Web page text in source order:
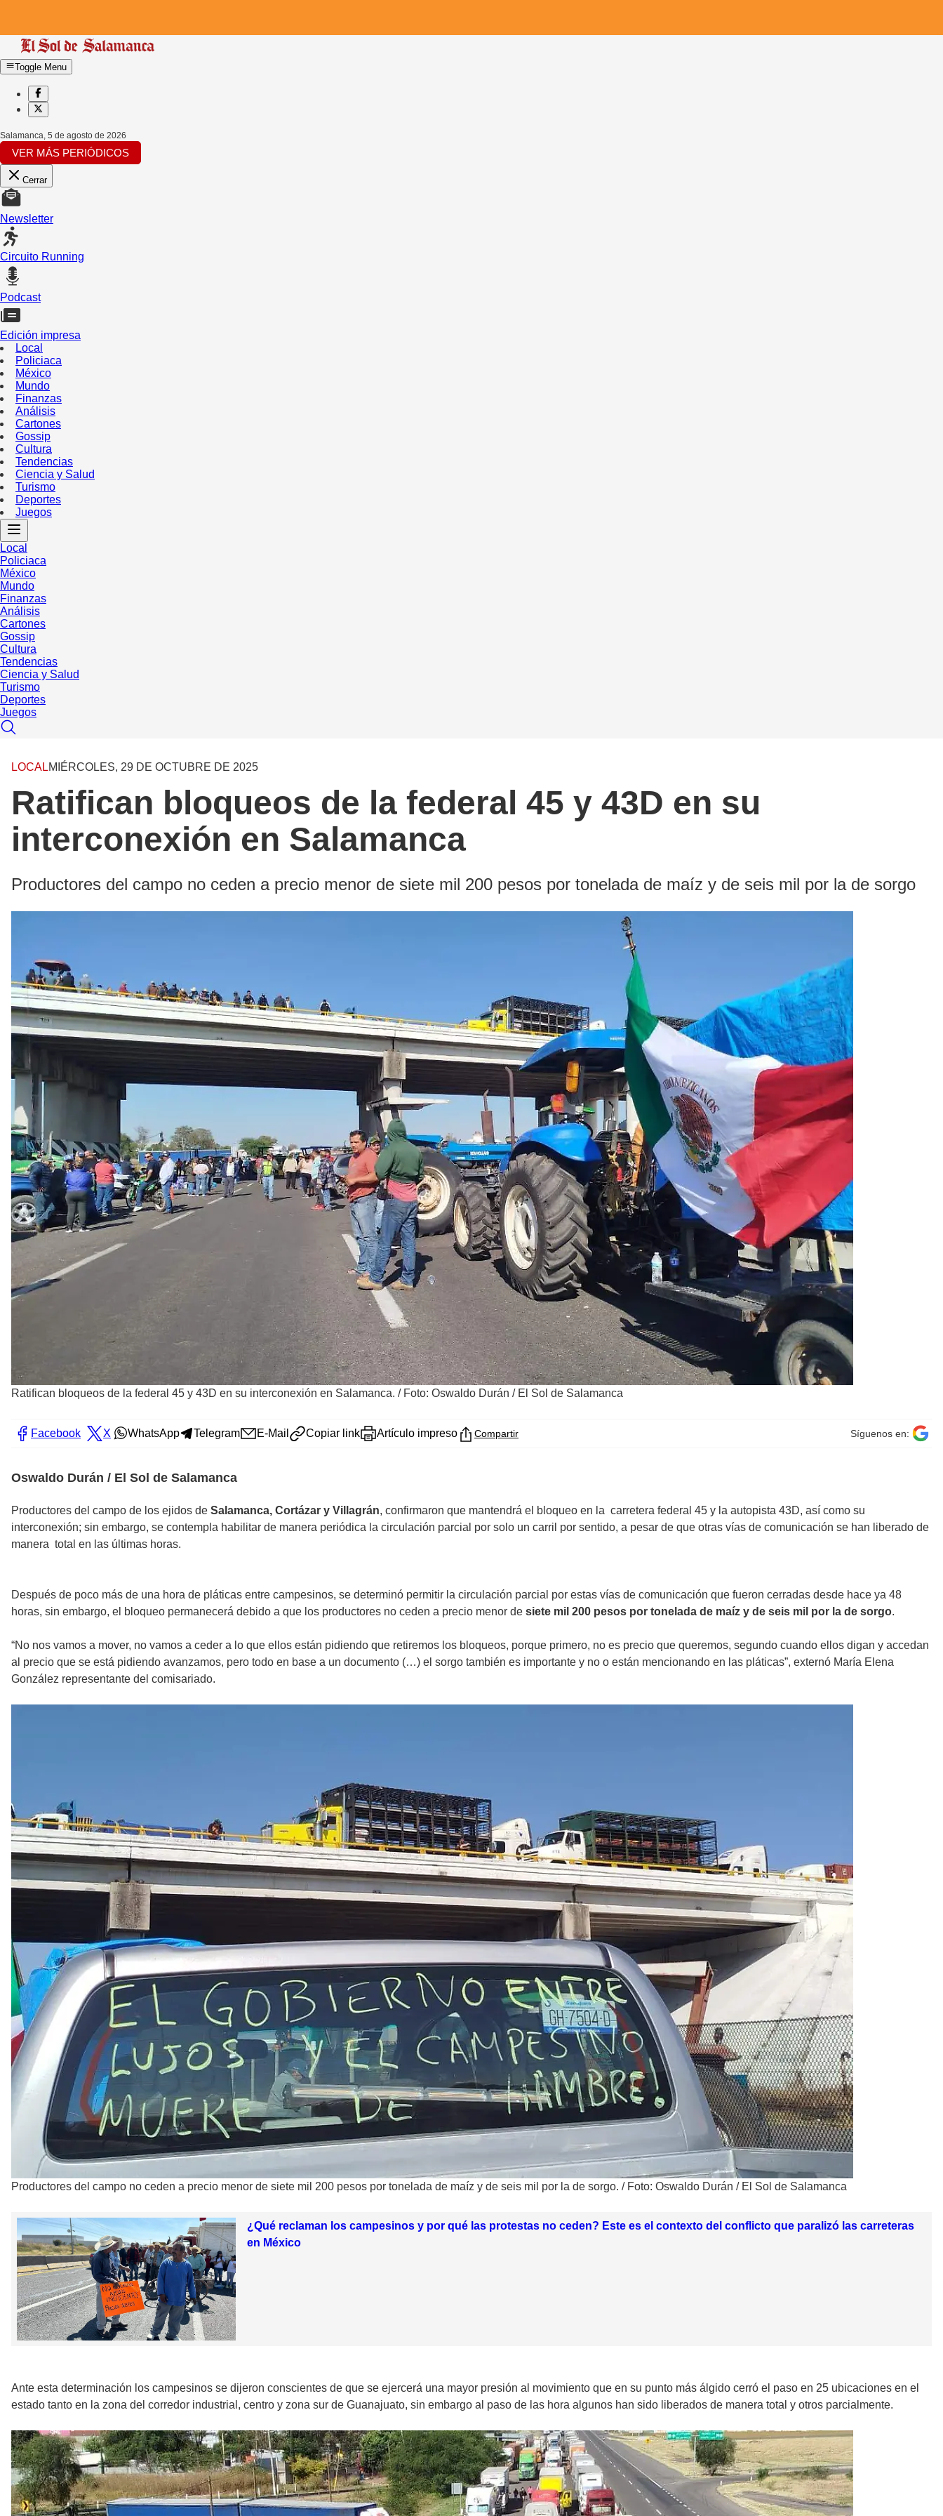
Toggle Menu
Salamanca, 5 de agosto de 2026
VER MÁS PERIÓDICOS
Cerrar
Newsletter
Circuito Running
Podcast
Edición impresa
Local
Policiaca
México
Mundo
Finanzas
Análisis
Cartones
Gossip
Cultura
Tendencias
Ciencia y Salud
Turismo
Deportes
Juegos
Local
Policiaca
México
Mundo
Finanzas
Análisis
Cartones
Gossip
Cultura
Tendencias
Ciencia y Salud
Turismo
Deportes
Juegos
LOCALMIÉRCOLES, 29 DE OCTUBRE DE 2025
Ratifican bloqueos de la federal 45 y 43D en su
interconexión en Salamanca
Productores del campo no ceden a precio menor de siete mil 200 pesos por tonelada de maíz y de seis mil por la de sorgo
Ratifican bloqueos de la federal 45 y 43D en su interconexión en Salamanca. / Foto: Oswaldo Durán / El Sol de Salamanca
Facebook X WhatsApp Telegram E-Mail Copiar link Artículo impreso Compartir Síguenos en:
Oswaldo Durán / El Sol de Salamanca
Productores del campo de los ejidos de Salamanca, Cortázar y Villagrán, confirmaron que mantendrá el bloqueo en la carretera federal 45 y la autopista 43D, así como su
interconexión; sin embargo, se contempla habilitar de manera periódica la circulación parcial por solo un carril por sentido, a pesar de que otras vías de comunicación se han liberado de
manera total en las últimas horas.
Después de poco más de una hora de pláticas entre campesinos, se determinó permitir la circulación parcial por estas vías de comunicación que fueron cerradas desde hace ya 48
horas, sin embargo, el bloqueo permanecerá debido a que los productores no ceden a precio menor de siete mil 200 pesos por tonelada de maíz y de seis mil por la de sorgo.
“No nos vamos a mover, no vamos a ceder a lo que ellos están pidiendo que retiremos los bloqueos, porque primero, no es precio que queremos, segundo cuando ellos digan y accedan
al precio que se está pidiendo avanzamos, pero todo en base a un documento (…) el sorgo también es importante y no o están mencionando en las pláticas”, externó María Elena
González representante del comisariado.
Productores del campo no ceden a precio menor de siete mil 200 pesos por tonelada de maíz y de seis mil por la de sorgo. / Foto: Oswaldo Durán / El Sol de Salamanca
¿Qué reclaman los campesinos y por qué las protestas no ceden? Este es el contexto del conflicto que paralizó las carreteras
en México
Ante esta determinación los campesinos se dijeron conscientes de que se ejercerá una mayor presión al movimiento que en su punto más álgido cerró el paso en 25 ubicaciones en el
estado tanto en la zona del corredor industrial, centro y zona sur de Guanajuato, sin embargo al paso de las hora algunos han sido liberados de manera total y otros parcialmente.